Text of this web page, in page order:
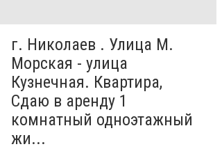
г. Николаев . Улица М.
Морская - улица
Кузнечная. Квартира,
Сдаю в аренду 1
комнатный одноэтажный
жи...